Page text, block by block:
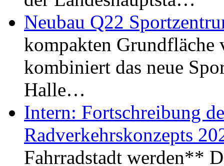
Neubau Q22
kompakten Grundfläche
kombiniert das neue
Halle…
Intern: Fortschreibung
Radverkehrskonzepts
Fahrradstadt werden**